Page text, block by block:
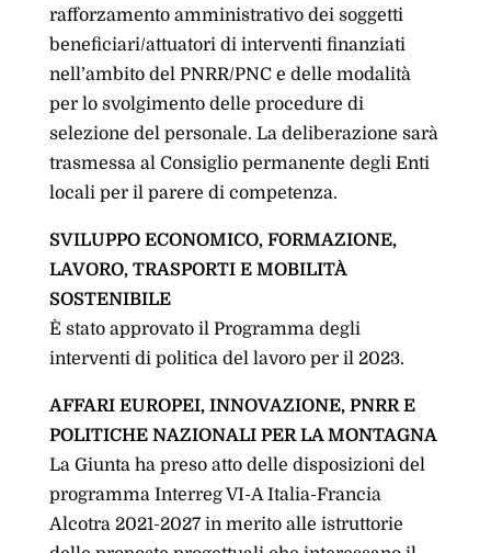
rafforzamento amministrativo dei soggetti
beneficiari/attuatori di interventi finanziati
nell’ambito del PNRR/PNC e delle modalità
per lo svolgimento delle procedure di
selezione del personale. La deliberazione sarà
trasmessa al Consiglio permanente degli Enti
locali per il parere di competenza.
SVILUPPO ECONOMICO, FORMAZIONE,
LAVORO, TRASPORTI E MOBILITÀ
SOSTENIBILE
È stato approvato il Programma degli
interventi di politica del lavoro per il 2023.
AFFARI EUROPEI, INNOVAZIONE, PNRR E
POLITICHE NAZIONALI PER LA MONTAGNA
La Giunta ha preso atto delle disposizioni del
programma Interreg VI-A Italia-Francia
Alcotra 2021-2027 in merito alle istruttorie